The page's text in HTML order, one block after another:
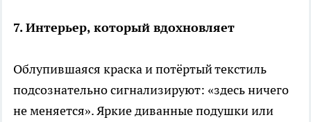
7. Интерьер, который вдохновляет
Облупившаяся краска и потёртый текстиль
подсознательно сигнализируют: «здесь ничего
не меняется». Яркие диванные подушки или